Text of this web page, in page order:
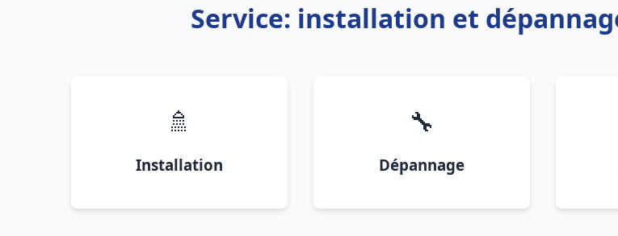
Service: installation et
🚿
Installation
🔧
Dépannage